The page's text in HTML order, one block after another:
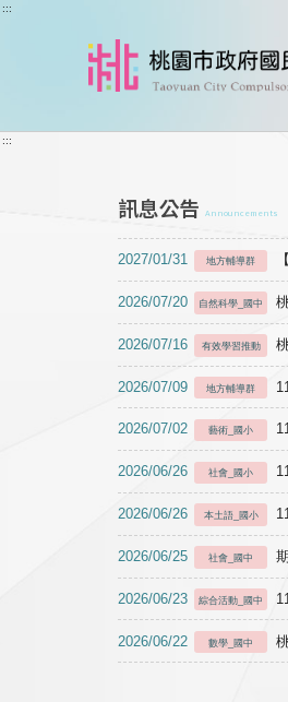
跳到主要內容
:::
:::
訊息公告 Announcements
2027/01/31 地方輔導群
2026/07/20 自然科學_國中
2026/07/16 有效學習推動
2026/07/09 地方輔導群
2026/07/02 藝術_國小
2026/06/26 社會_國小
2026/06/26 本土語_國小
2026/06/25 社會_國中
2026/06/23 綜合活動_國中
2026/06/22 數學_國中